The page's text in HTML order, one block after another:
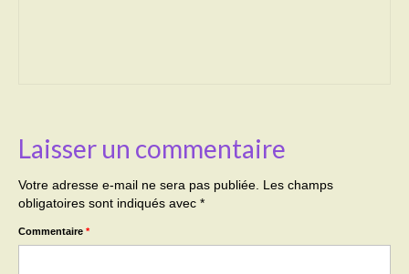
Laisser un commentaire
Votre adresse e-mail ne sera pas publiée. Les champs
obligatoires sont indiqués avec *
Commentaire *